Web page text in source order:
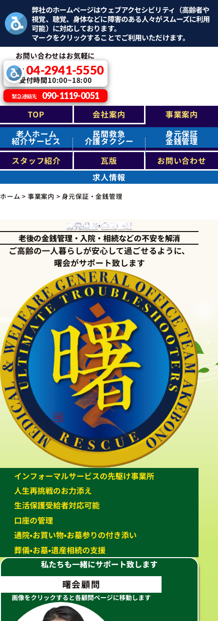
弊社のホームページはウェブアクセシビリティ（高齢者や
視覚、聴覚、身体などに障害のある人々がスムーズに利用
可能）に対応しております。
マークをクリックすることでご利用いただけます。
お問い合わせはお気軽に
TEL：04-2941-5550
受付時間10:00~18:00
緊急連絡先 090-1119-0051
TOP 会社案内
事業案内
老人ホーム
紹介サービス
民間救急
介護タクシー
身元保証
金銭管理
スタッフ紹介
瓦版
お問い合わせ
求人情報
ホーム > 事業案内 >身元保証・金銭管理
身元保証・金銭管理
老後の金銭管理・入院・相続などの不安を解消
ご高齢の一人暮らしが安心して過ごせるように、
曙会がサポート致します
インフォーマルサービスの先駆け事業所
人生再挑戦のお力添え
生活保護受給者対応可能
口座の管理
通院•お買い物•お墓参りの付き添い
葬儀•お墓•遺産相続の支援
私たちも一緒にサポート致します
曙会顧問
画像をクリックすると各顧問ページに移動します